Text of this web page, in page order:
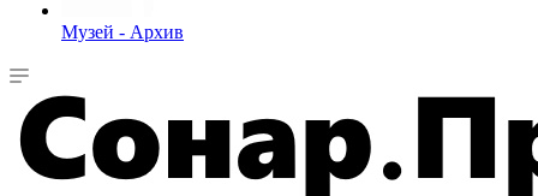
Музей - Архив